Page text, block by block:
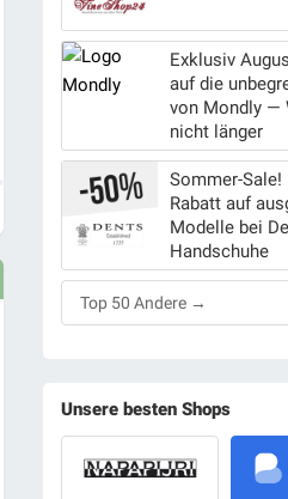
Exklusiv
auf die
von Mondly —
nicht länger
Sommer-Sale!
Rabatt auf
Modelle bei
Handschuhe
Top 50 Andere →
Unsere besten Shops